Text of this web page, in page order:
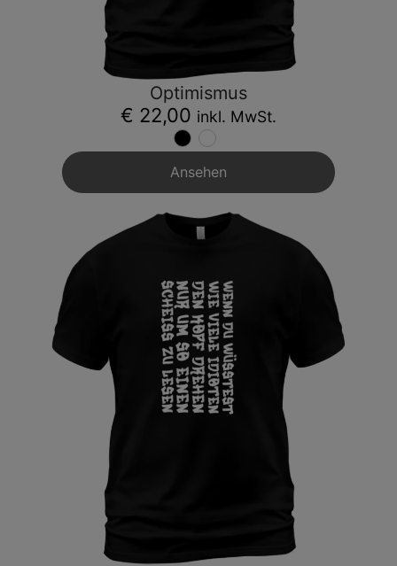
Optimismus
€ 22,00 inkl. MwSt.
Ansehen